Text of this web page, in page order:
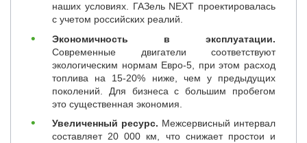
наших условиях. ГАЗель NEXT проектировалась
с учетом российских реалий.
Экономичность в эксплуатации.
Современные двигатели соответствуют
экологическим нормам Евро-5, при этом расход
топлива на 15-20% ниже, чем у предыдущих
поколений. Для бизнеса с большим пробегом
это существенная экономия.
Увеличенный ресурс. Межсервисный интервал
составляет 20 000 км, что снижает простои и